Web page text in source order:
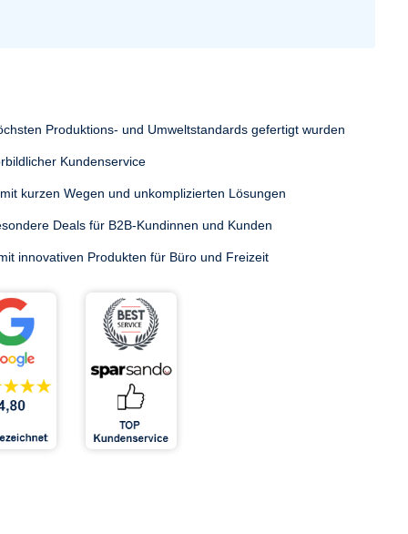
Produktions- und Umweltstandards gefertigt wurden
Kundenservice
kurzen Wegen und unkomplizierten Lösungen
Deals für B2B-Kundinnen und Kunden
innovativen Produkten für Büro und Freizeit